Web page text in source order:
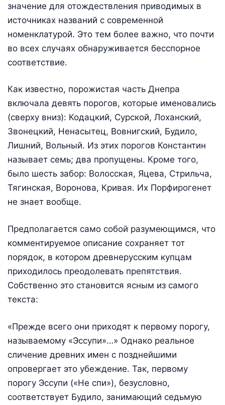
значение для отождествления приводимых в
источниках названий с современной
номенклатурой. Это тем более важно, что почти
во всех случаях обнаруживается бесспорное
соответствие.
Как известно, порожистая часть Днепра
включала девять порогов, которые именовались
(сверху вниз): Кодацкий, Сурской, Лоханский,
Звонецкий, Ненасытец, Вовнигский, Будило,
Лишний, Вольный. Из этих порогов Константин
называет семь; два пропущены. Кроме того,
было шесть забор: Волосская, Яцева, Стрильча,
Тягинская, Воронова, Кривая. Их Порфирогенет
не знает вообще.
Предполагается само собой разумеющимся, что
комментируемое описание сохраняет тот
порядок, в котором древнерусским купцам
приходилось преодолевать препятствия.
Собственно это становится ясным из самого
текста:
«Прежде всего они приходят к первому порогу,
называемому «Эссупи»…» Однако реальное
сличение древних имен с позднейшими
опровергает это убеждение. Так, первому
порогу Эссупи («Не спи»), безусловно,
соответствует Будило, занимающий седьмую